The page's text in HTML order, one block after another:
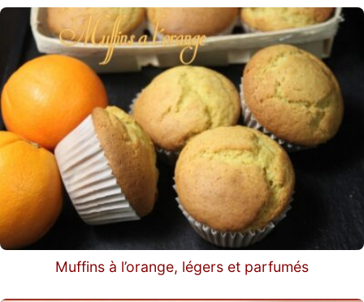
Muffins à l’orange, légers et parfumés